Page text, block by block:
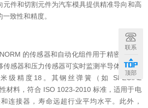
元件和切割元件为汽车模具提供精准导向和高
致性和精度。
的传感器和自动化组件用于精密加工和
感器和压力传感器可实时监测半导体晶圆的
级精度18。其钢丝弹簧（如 SPECIAL
材料，符合 ISO 1023-2010 标准，适用于电
连接器，寿命远超行业平均水平。此外，
联系
顶部